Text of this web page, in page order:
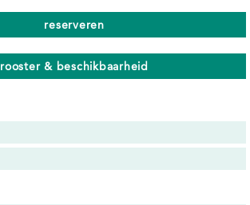
reserveren
rooster & beschikbaarheid